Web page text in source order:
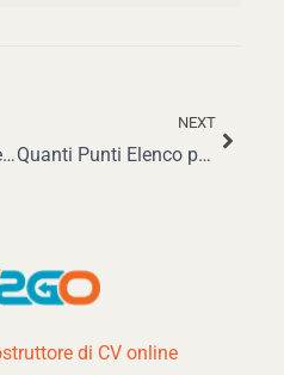
Creare un CV Vincente da Sviluppatore di Videogiochi nel 2025: Guida Completa
NEXT
Quanti Punti Elenco per Ogni Lavoro sul CV? Guida Completa
di CV online